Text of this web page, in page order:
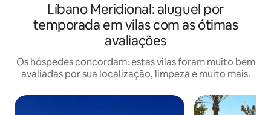
Líbano Meridional: aluguel por
temporada em vilas com as ótimas
avaliações
Os hóspedes concordam: estas vilas foram muito bem
avaliadas por sua localização, limpeza e muito mais.